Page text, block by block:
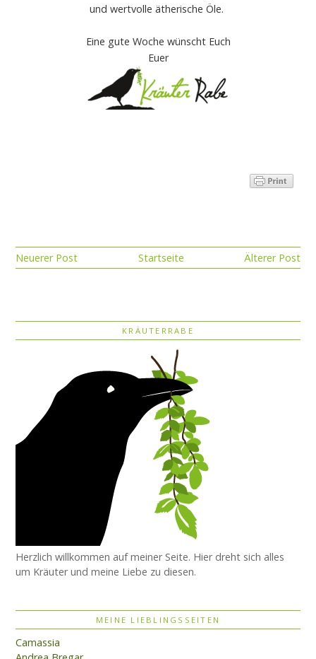
und wertvolle ätherische Öle.
Eine gute Woche wünscht Euch
Euer
Neuerer Post Älterer Post
Startseite
KRÄUTERRABE
Herzlich willkommen auf meiner Seite. Hier dreht sich alles
um Kräuter und meine Liebe zu diesen.
MEINE LIEBLINGSSEITEN
Camassia